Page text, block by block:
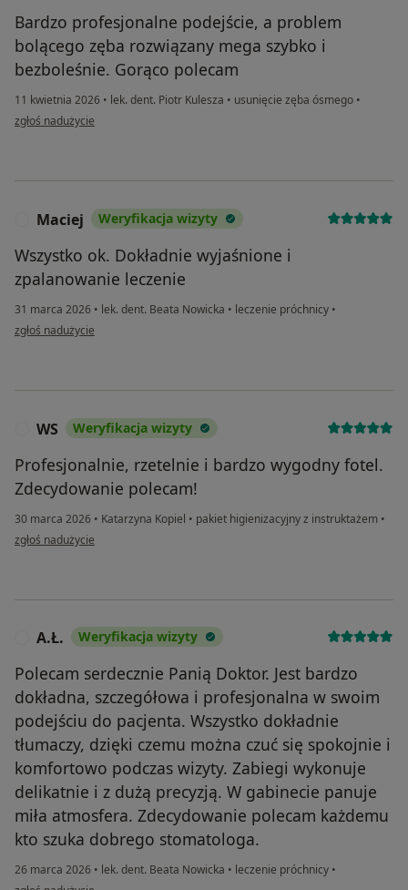
Bardzo profesjonalne podejście, a problem
bolącego zęba rozwiązany mega szybko i
bezboleśnie. Gorąco polecam
11 kwietnia 2026 • lek. dent. Piotr Kulesza • usunięcie zęba ósmego •
w opinii użytkownika Kuba
zgłoś nadużycie
Maciej Weryfikacja wizyty
Wszystko ok. Dokładnie wyjaśnione i
zpalanowanie leczenie
31 marca 2026 • lek. dent. Beata Nowicka • leczenie próchnicy •
w opinii użytkownika Maciej
zgłoś nadużycie
WS Weryfikacja wizyty
Profesjonalnie, rzetelnie i bardzo wygodny fotel.
Zdecydowanie polecam!
30 marca 2026 • Katarzyna Kopiel • pakiet higienizacyjny z instruktażem •
w opinii użytkownika WS
zgłoś nadużycie
A.Ł. Weryfikacja wizyty
Polecam serdecznie Panią Doktor. Jest bardzo
dokładna, szczegółowa i profesjonalna w swoim
podejściu do pacjenta. Wszystko dokładnie
tłumaczy, dzięki czemu można czuć się spokojnie i
komfortowo podczas wizyty. Zabiegi wykonuje
delikatnie i z dużą precyzją. W gabinecie panuje
miła atmosfera. Zdecydowanie polecam każdemu
kto szuka dobrego stomatologa.
26 marca 2026 • lek. dent. Beata Nowicka • leczenie próchnicy •
w opinii użytkownika A.Ł.